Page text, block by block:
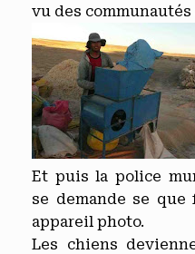
vu des communautés
Et puis la police
se demande se
appareil photo.
Les chiens